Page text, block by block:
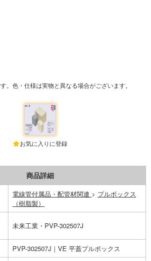
。色・仕様は実物と異なる場合がございます。
お気に入りに登録
商品詳細
電線管付属品・配管材関連 > プルボックス
（樹脂製）
未来工業・PVP-302507J
PVP-302507J｜VE 平蓋プルボックス